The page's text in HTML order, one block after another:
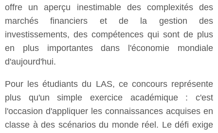
offre un aperçu inestimable des complexités des
marchés financiers et de la gestion des
investissements, des compétences qui sont de plus
en plus importantes dans l'économie mondiale
d'aujourd'hui.
Pour les étudiants du LAS, ce concours représente
plus qu'un simple exercice académique : c'est
l'occasion d'appliquer les connaissances acquises en
classe à des scénarios du monde réel. Le défi exige